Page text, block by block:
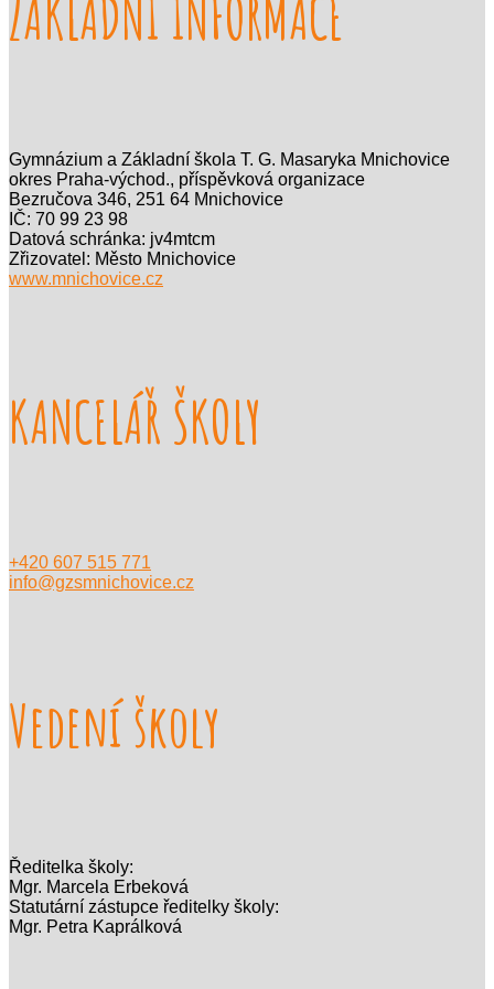
ZÁKLADNÍ INFORMACE
Gymnázium a Základní škola T. G. Masaryka Mnichovice
okres Praha-východ., příspěvková organizace
Bezručova 346, 251 64 Mnichovice
IČ: 70 99 23 98
Datová schránka: jv4mtcm
Zřizovatel: Město Mnichovice
www.mnichovice.cz
KANCELÁŘ ŠKOLY
+420 607 515 771
info@gzsmnichovice.cz
Vedení školy
Ředitelka školy:
Mgr. Marcela Erbeková
Statutární zástupce ředitelky školy:
Mgr. Petra Kaprálková